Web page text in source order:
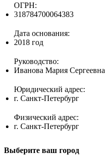
ОГРН:
318784700064383
Дата основания:
2018 год
Руководство:
Иванова Мария Сергеевна
Юридический адрес:
г. Санкт-Петербург
Физический адрес:
г. Санкт-Петербург
Выберите ваш город